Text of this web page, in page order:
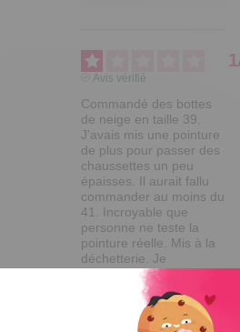
1
Avis vérifié
Commandé des bottes
de neige en taille 39.
J'avais mis une pointure
de plus pour passer des
chaussettes un peu
épaisses. Il aurait fallu
commander au moins du
41. Incroyable que
personne ne teste la
pointure réelle. Mis à la
déchetterie. Je
déconseille
13/01/2020 , suite à
une expérience du
10/12/2019
par A.A.